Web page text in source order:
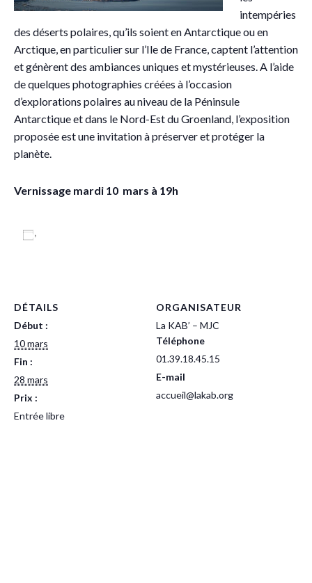
intempéries
des déserts polaires, qu’ils soient en Antarctique ou en
Arctique, en particulier sur l’Ile de France, captent l’attention
et génèrent des ambiances uniques et mystérieuses. A l’aide
de quelques photographies créées à l’occasion
d’explorations polaires au niveau de la Péninsule
Antarctique et dans le Nord-Est du Groenland, l’exposition
proposée est une invitation à préserver et protéger la
planète.
Vernissage mardi 10 mars à 19h
DÉTAILS
Début :
10 mars
Fin :
28 mars
Prix :
Entrée libre
ORGANISATEUR
La KAB’ – MJC
Téléphone
01.39.18.45.15
E-mail
accueil@lakab.org